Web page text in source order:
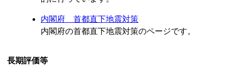
内閣府 首都直下地震対策
内閣府の首都直下地震対策のページです。
期評価等